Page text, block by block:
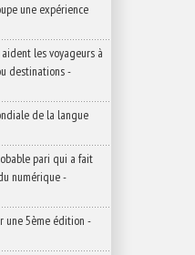
une expérience
les voyageurs à
destinations-
de la langue
pari qui a fait
numérique-
une 5ème édition -